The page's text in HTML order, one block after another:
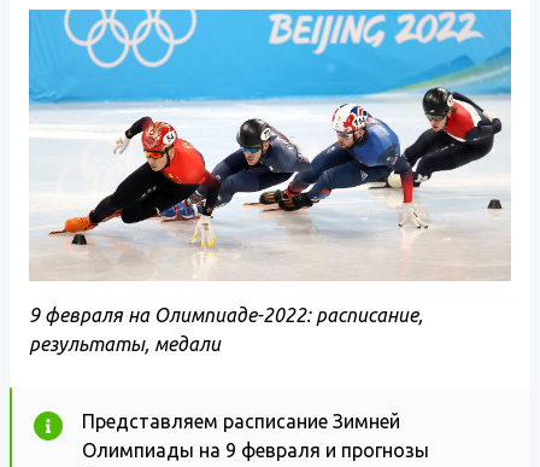
9 февраля на Олимпиаде-2022: расписание,
результаты, медали
Представляем расписание Зимней
Олимпиады на 9 февраля и прогнозы